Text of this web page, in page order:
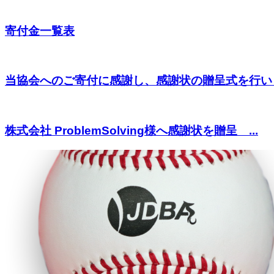
寄付金一覧表
当協会へのご寄付に感謝し、感謝状の贈呈式を行
株式会社 ProblemSolving様へ感謝状を贈呈 ...